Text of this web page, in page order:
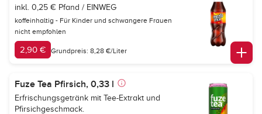
inkl. 0,25 € Pfand / EINWEG
koffeinhaltig - Für Kinder und schwangere Frauen
nicht empfohlen
2,90 € Grundpreis: 8,28 €/Liter
Fuze Tea Pfirsich, 0,33 l
Erfrischungsgetränk mit Tee-Extrakt und
Pfirsichgeschmack.